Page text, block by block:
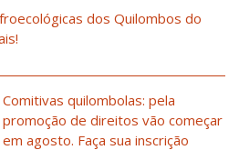
dos Quilombos do
Comitivas quilombolas: pela
promoção de direitos vão começar
em agosto. Faça sua inscrição